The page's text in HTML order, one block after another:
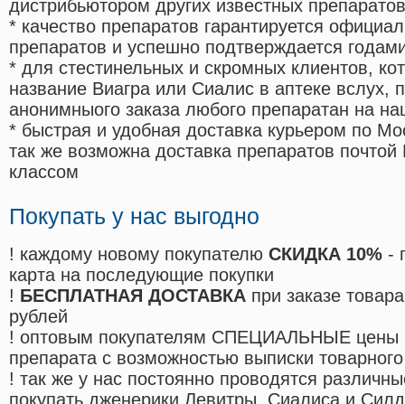
дистрибьютором других известных препаратов
* качество препаратов гарантируется
препаратов и успешно подтверждается
* для стестинельных и скромных клиентов,
название Виагра или Сиалис в аптеке вслух,
анонимныого заказа любого препаратан на
* быстрая и удобная доставка курьером по
так же возможна доставка препаратов
классом
Покупать у нас выгодно
! каждому новому покупателю СКИДКА 10% -
карта на последующие покупки
! БЕСПЛАТНАЯ ДОСТАВКА при заказе
рублей
! оптовым покупателям СПЕЦИАЛЬНЫЕ цены
препарата с возможностью выписки
! так же у нас постоянно проводятся
покупать дженерики Левитры, Сиалиса и